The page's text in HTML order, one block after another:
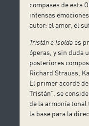
compases de esta
intensas
autor: el amor, el
Tristán e Isolda es
óperas, y sin duda
posteriores
Richard Strauss,
El primer acorde
Tristán”, se
de la armonía
la base para la